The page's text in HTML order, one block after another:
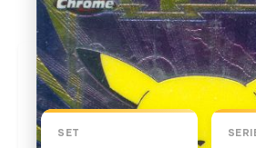
Kaart info
SET